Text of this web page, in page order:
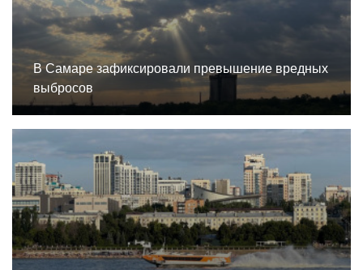
В Самаре зафиксировали превышение вредных
выбросов